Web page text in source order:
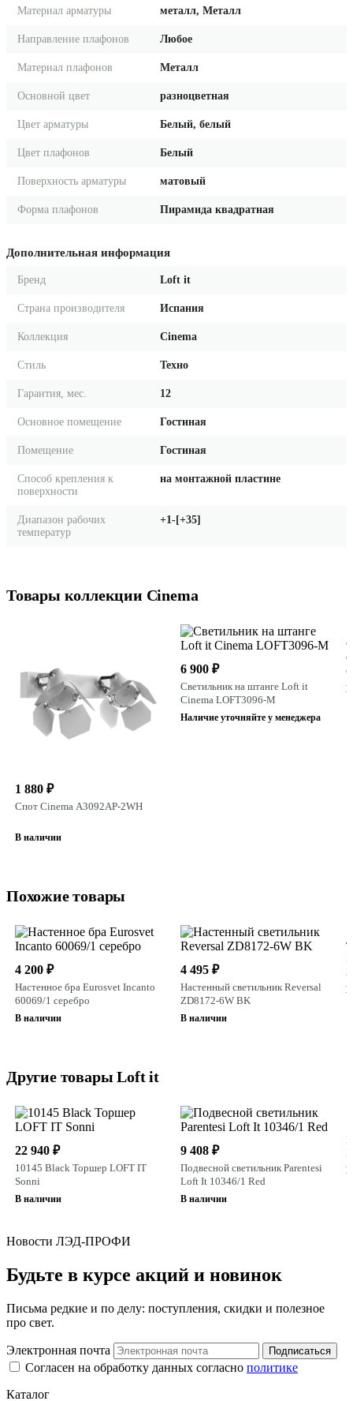
Материал арматуры металл, Металл
Направление плафонов Любое
Материал плафонов Металл
Основной цвет разноцветная
Цвет арматуры Белый, белый
Цвет плафонов Белый
Поверхность арматуры матовый
Форма плафонов Пирамида квадратная
Дополнительная информация
Бренд Loft it
Страна производителя Испания
Коллекция Cinema
Стиль Техно
Гарантия, мес. 12
Основное помещение Гостиная
Помещение Гостиная
Способ крепления к
поверхности
на монтажной пластине
Диапазон рабочих
температур
+1-[+35]
Товары коллекции Cinema
1 880 ₽
Спот Cinema A3092AP-2WH
В наличии
6 900 ₽
Светильник на штанге Loft it
Cinema LOFT3096-M
Наличие уточняйте у менеджера
Похожие товары
4 200 ₽
Настенное бра Eurosvet Incanto
60069/1 серебро
В наличии
4 495 ₽
Настенный светильник Reversal
ZD8172-6W BK
В наличии
В
Другие товары Loft it
22 940 ₽
10145 Black Торшер LOFT IT
Sonni
В наличии
9 408 ₽
Подвесной светильник Parentesi
Loft It 10346/1 Red
В наличии
В
Новости ЛЭД-ПРОФИ
Будьте в курсе акций и новинок
Письма редкие и по делу: поступления, скидки и полезное
про свет.
Электронная почта Подписаться
Согласен на обработку данных согласно политике
Каталог